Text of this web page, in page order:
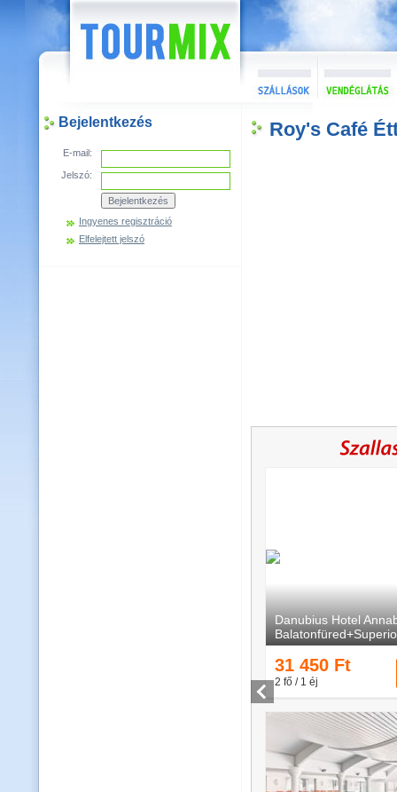
Bejelentkezés
E-mail:
Jelszó:
Ingyenes regisztráció
Elfelejtett jelszó
Roy's Café